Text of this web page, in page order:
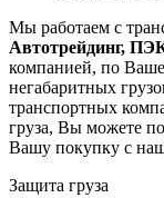
Мы работаем с
Автотрейдинг,
компанией, по
негабаритных
транспортных
груза, Вы можете
Вашу покупку с
Защита груза